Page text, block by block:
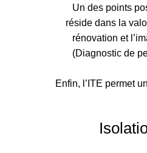
Un des points
réside dans la
rénovation et
(Diagnostic de
Enfin, l’ITE permet